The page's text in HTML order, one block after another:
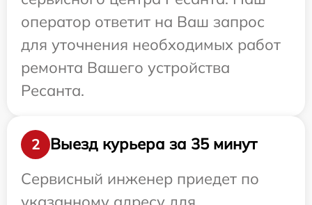
оператор ответит на Ваш запрос
для уточнения необходимых работ
ремонта Вашего устройства
Ресанта.
2
Выезд курьера за 35 минут
Сервисный инженер приедет по